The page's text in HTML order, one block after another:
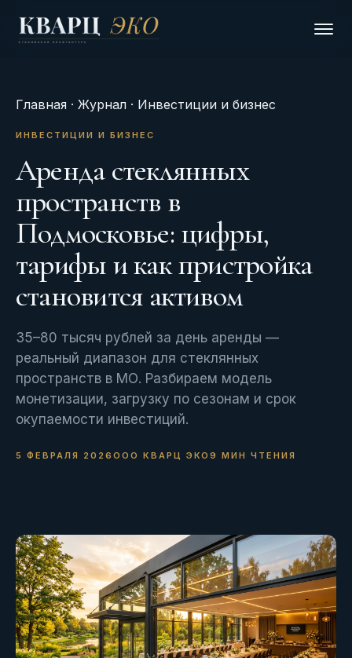
Главная · Журнал · Инвестиции и бизнес
ИНВЕСТИЦИИ И БИЗНЕС
Аренда стеклянных
пространств в
Подмосковье: цифры,
тарифы и как пристройка
становится активом
35–80 тысяч рублей за день аренды —
реальный диапазон для стеклянных
пространств в МО. Разбираем модель
монетизации, загрузку по сезонам и срок
окупаемости инвестиций.
5 ФЕВРАЛЯ 2026 ООО КВАРЦ ЭКО9 МИН ЧТЕНИЯ